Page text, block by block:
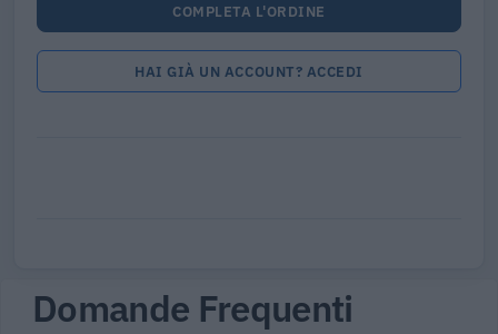
COMPLETA L'ORDINE
HAI GIÀ UN ACCOUNT? ACCEDI
Domande Frequenti